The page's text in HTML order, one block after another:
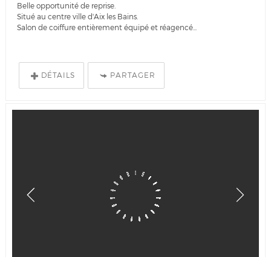
Belle opportunité de reprise.
Situé au centre ville d'Aix les Bains.
Salon de coiffure entièrement équipé et réagencé...
DÉTAILS PARTAGER